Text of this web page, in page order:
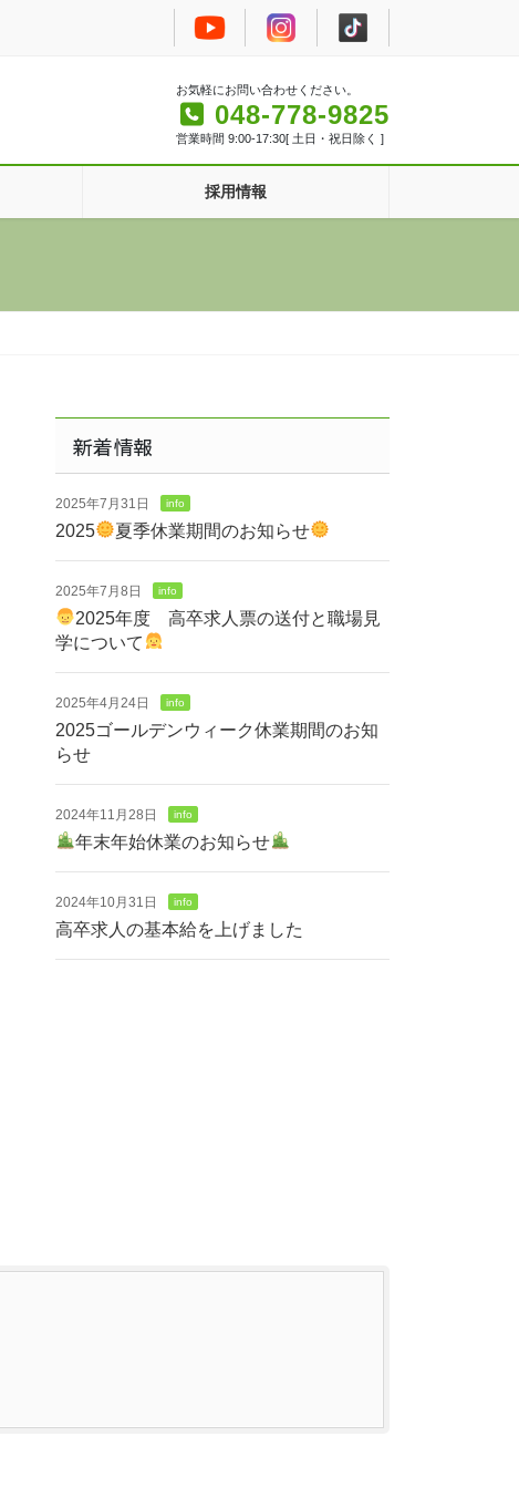
お気軽にお問い合わせください。
048-778-9825
営業時間 9:00-17:30[ 土日・祝日除く ]
採用情報
新着情報
2025年7月31日 info
2025 夏季休業期間のお知らせ
2025年7月8日 info
2025年度 高卒求人票の送付と職場見
学について
2025年4月24日 info
2025ゴールデンウィーク休業期間のお知
らせ
2024年11月28日 info
年末年始休業のお知らせ
2024年10月31日 info
高卒求人の基本給を上げました